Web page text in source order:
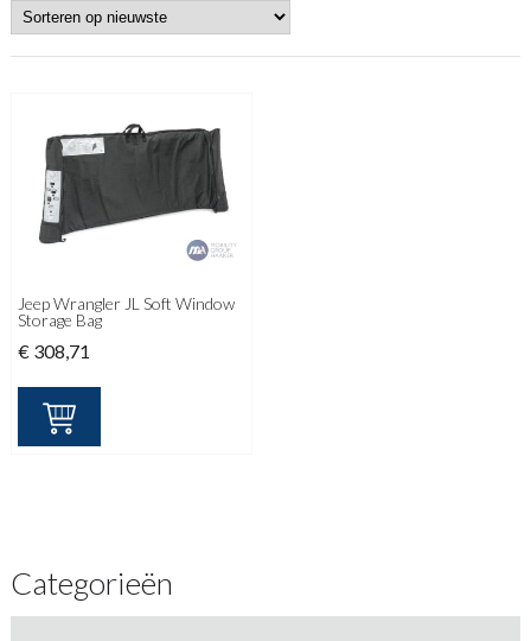
Jeep Wrangler JL Soft Window
Storage Bag
€ 308,71
Categorieën